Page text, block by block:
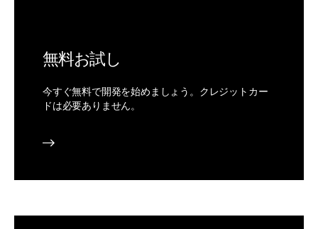
無料お試し
今すぐ無料で開発を始めましょう。クレジットカー
ドは必要ありません。